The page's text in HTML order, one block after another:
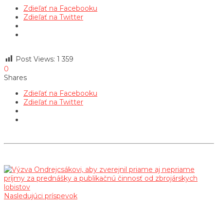
Zdieľať na Facebooku
Zdieľať na Twitter
Post Views: 1 359
0
Shares
Zdieľať na Facebooku
Zdieľať na Twitter
Nasledujúci príspevok